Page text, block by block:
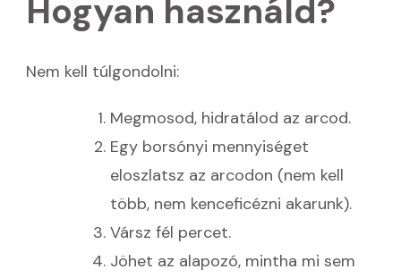
Hogyan használd?
Nem kell túlgondolni:
Megmosod, hidratálod az arcod.
Egy borsónyi mennyiséget
eloszlatsz az arcodon (nem kell
több, nem kenceficézni akarunk).
Vársz fél percet.
Jöhet az alapozó, mintha mi sem